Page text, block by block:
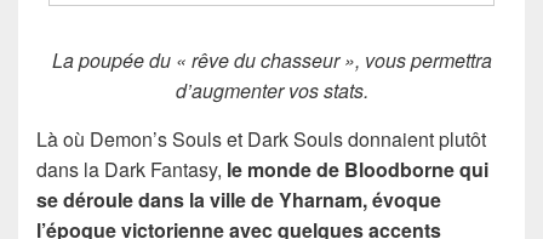
La poupée du « rêve du chasseur », vous permettra
d’augmenter vos stats.
Là où Demon’s Souls et Dark Souls donnaient plutôt
dans la Dark Fantasy, le monde de Bloodborne qui
se déroule dans la ville de Yharnam, évoque
l’époque victorienne avec quelques accents